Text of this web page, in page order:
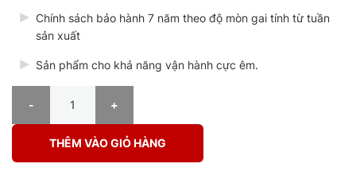
Chính sách bảo hành 7 năm theo độ mòn gai tính từ tuần
sản xuất
Sản phẩm cho khả năng vận hành cực êm.
THÊM VÀO GIỎ HÀNG